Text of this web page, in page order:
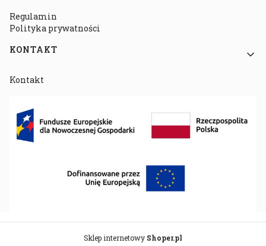
Regulamin
Polityka prywatności
KONTAKT
Kontakt
Sklep internetowy Shoper.pl